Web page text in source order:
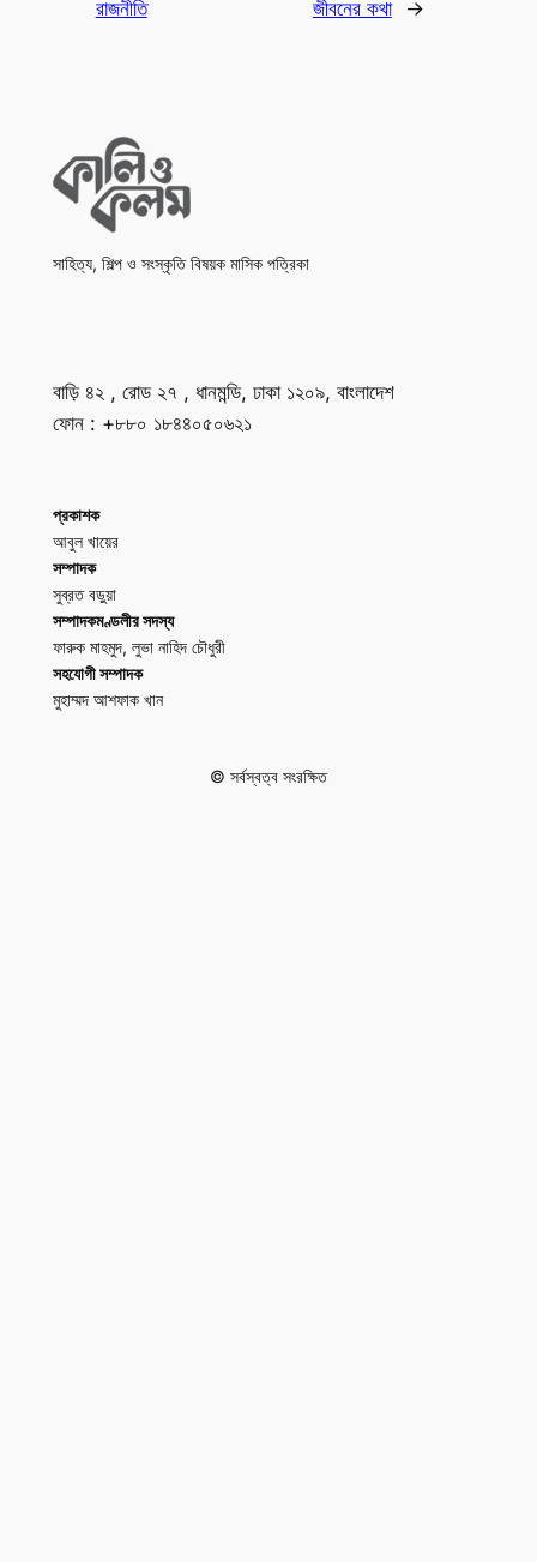
রাজনীতি জীবনের কথা →
সাহিত্য, শিল্প ও সংস্কৃতি বিষয়ক মাসিক পত্রিকা
বাড়ি ৪২ , রোড ২৭ , ধানমন্ডি, ঢাকা ১২০৯, বাংলাদেশ
ফোন : +৮৮০ ১৮৪৪০৫০৬২১
প্রকাশক
আবুল খায়ের
সম্পাদক
সুব্রত বড়ুয়া
সম্পাদকমণ্ডলীর সদস্য
ফারুক মাহমুদ, লুভা নাহিদ চৌধুরী
সহযোগী সম্পাদক
মুহাম্মদ আশফাক খান
© সর্বস্বত্ব সংরক্ষিত